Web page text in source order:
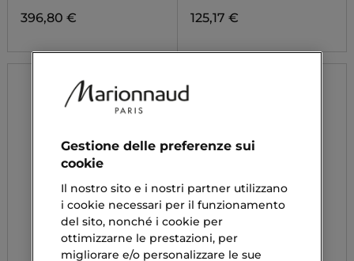
396,80 € 125,17 €
Gestione delle preferenze sui
cookie
Il nostro sito e i nostri partner utilizzano
i cookie necessari per il funzionamento
del sito, nonché i cookie per
ottimizzarne le prestazioni, per
migliorare e/o personalizzare le sue